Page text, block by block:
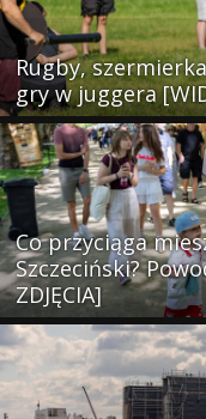
Rugby,
gry w juggera
Co przyciąga
Szczeciński?
ZDJĘCIA]